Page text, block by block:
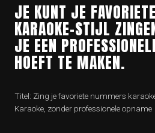
JE KUNT JE
KARAOKE-STIJL
JE EEN
HOEFT TE MAKEN.
Titel: Zing je favoriete nummers
Karaoke, zonder professionele opname